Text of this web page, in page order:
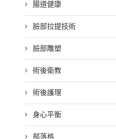
腸道健康
臉部拉提技術
臉部雕塑
術後衛教
術後護理
身心平衡
部落格